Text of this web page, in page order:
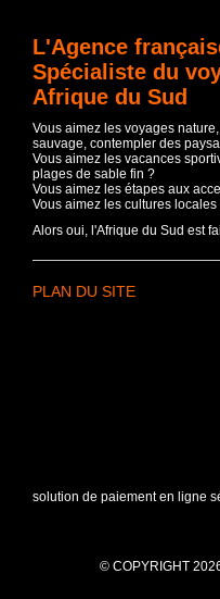
L'Agence
Spécialiste du
Afrique du Sud
Vous aimez les voyages
sauvage, contempler des
Vous aimez les vacances
plages de sable fin ?
Vous aimez les étapes aux
Vous aimez les cultures
Alors oui, l'Afrique du Sud est
PLAN DU SITE
solution de paiement en ligne
© COPYRIGHT